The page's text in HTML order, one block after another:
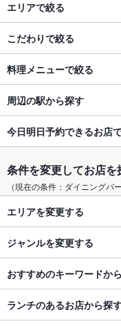
エリアで絞る
こだわりで絞る
料理メニューで絞る
周辺の駅から探す
今日明日予約できるお店
条件を変更してお店を
（現在の条件：ダイニングバ
エリアを変更する
ジャンルを変更する
おすすめのキーワードか
ランチのあるお店から探